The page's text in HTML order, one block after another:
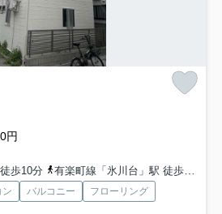
円
歩10分
有楽町線「氷川台」駅 徒歩13分
ン バルコニー
フローリング